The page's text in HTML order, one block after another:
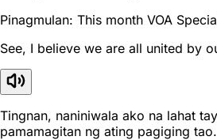
Pinagmulan: This month VOA
See, I believe we are all united by
Tingnan, naniniwala ako na lahat
pamamagitan ng ating pagiging tao.